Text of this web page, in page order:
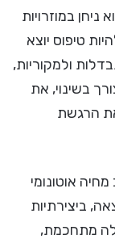
במוזרויות
טיפוס יוצא
ולמקוריות,
בשינוי, את
הרגשת
אוטונומי
ביצירתיות
מתחכמת,